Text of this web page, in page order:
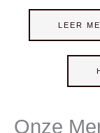
LEER
Onze